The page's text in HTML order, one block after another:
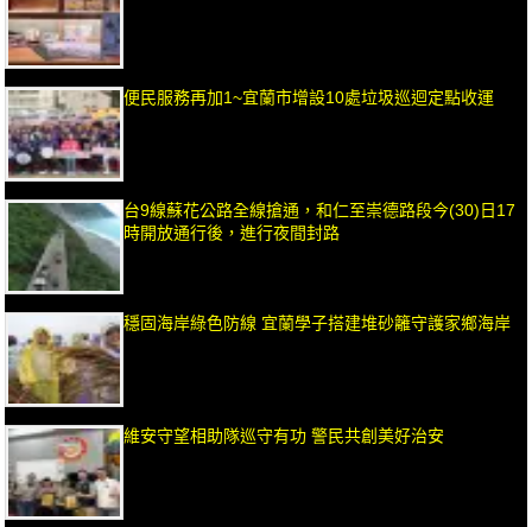
便民服務再加1~宜蘭市增設10處垃圾巡迴定點收運
台9線蘇花公路全線搶通，和仁至崇德路段今(30)日17
時開放通行後，進行夜間封路
穩固海岸綠色防線 宜蘭學子搭建堆砂籬守護家鄉海岸
維安守望相助隊巡守有功 警民共創美好治安